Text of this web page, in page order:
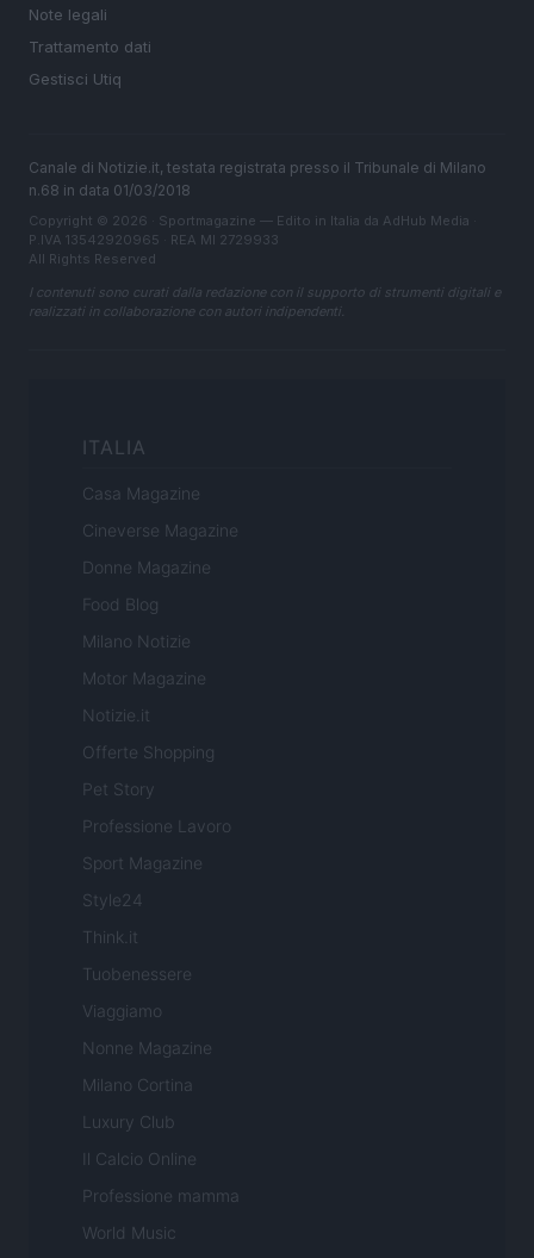
Note legali
Trattamento dati
Gestisci Utiq
Canale di Notizie.it, testata registrata presso il Tribunale di Milano
n.68 in data 01/03/2018
Copyright © 2026 · Sportmagazine — Edito in Italia da AdHub Media
P.IVA 13542920965 · REA MI 2729933
All Rights Reserved
I contenuti sono curati dalla redazione con il supporto di strumenti digitali e
realizzati in collaborazione con autori indipendenti.
ITALIA
Casa Magazine
Cineverse Magazine
Donne Magazine
Food Blog
Milano Notizie
Motor Magazine
Notizie.it
Offerte Shopping
Pet Story
Professione Lavoro
Sport Magazine
Style24
Think.it
Tuobenessere
Viaggiamo
Nonne Magazine
Milano Cortina
Luxury Club
Il Calcio Online
Professione mamma
World Music